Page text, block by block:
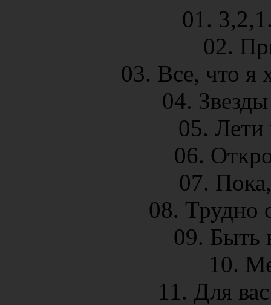
01.
02.
03. Все, что я
04.
05. Лети
06.
07.
08. Трудно
09. Быть
10.
11. Для